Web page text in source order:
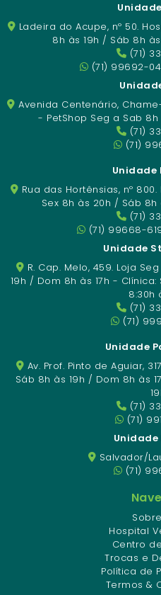
Ladeira do Acupe, nº 50.
8h às 19h / Sáb 8h
(71)
(71) 99692-
Avenida Centenário,
- PetShop Seg a Sab
(71)
(71)
Rua das Hortênsias, nº
Sex 8h às 20h / Sáb 8h
(71)
(71) 99668-
Unidade
R. Cap. Melo, 459. Loja
19h / Dom 8h às 17h -
8:30h
(71)
(71)
Unidade
Av. Prof. Pinto de Aguiar,
Sáb 8h às 19h / Dom 8h às
(71)
(71)
Unidade
Salvador/
(71)
Hospital
Centro
Trocas e
Política de
Termos &